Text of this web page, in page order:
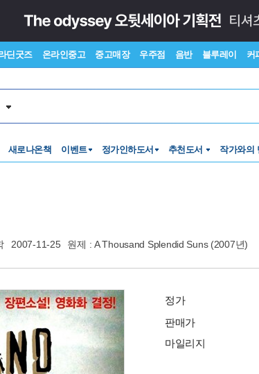
딘굿즈 온라인중고 중고매장 우주점 음반 블루레이 커
새로나온책 이벤트 정가인하도서 추천도서 작가와의
2007-11-25 원제 : A Thousand Splendid Suns (2007년)
정가
판매가
마일리지